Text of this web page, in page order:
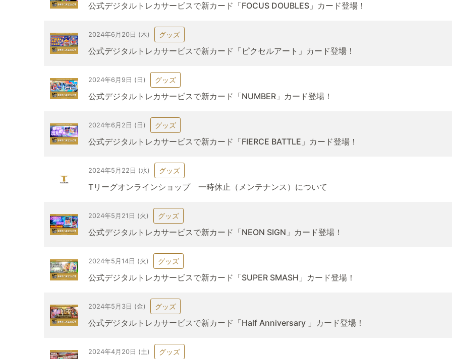
公式デジタルトレカサービスで新カード「FOCUS DOUBLES」カード登場！
2024年6月20日 (木) グッズ
公式デジタルトレカサービスで新カード「ピクセルアート」カード登場！
2024年6月9日 (日) グッズ
公式デジタルトレカサービスで新カード「NUMBER」カード登場！
2024年6月2日 (日) グッズ
公式デジタルトレカサービスで新カード「FIERCE BATTLE」カード登場！
2024年5月22日 (水) グッズ
Tリーグオンラインショップ 一時休止（メンテナンス）について
2024年5月21日 (火) グッズ
公式デジタルトレカサービスで新カード「NEON SIGN」カード登場！
2024年5月14日 (火) グッズ
公式デジタルトレカサービスで新カード「SUPER SMASH」カード登場！
2024年5月3日 (金) グッズ
公式デジタルトレカサービスで新カード「Half Anniversary 」カード登場！
2024年4月20日 (土) グッズ